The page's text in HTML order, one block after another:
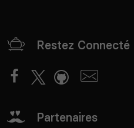
Restez Connecté
Partenaires